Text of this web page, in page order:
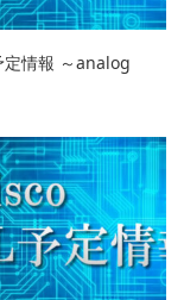
定情報 ～analog